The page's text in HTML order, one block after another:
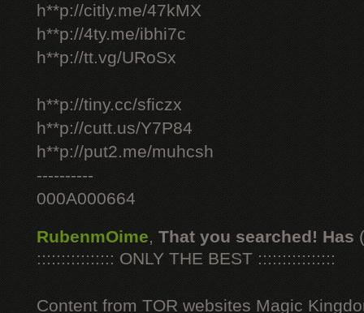
h**p://citly.me/47kMX
h**p://4ty.me/ibhi7c
h**p://tt.vg/URoSx
h**p://tiny.cc/sficzx
h**p://cutt.us/Y7P84
h**p://put2.me/muhcsh
----------
000A000664
RubenmOime, That you searched! Has
:::::::::::::::: ONLY THE BEST ::::::::::::::::
Content from TOR websites Magic